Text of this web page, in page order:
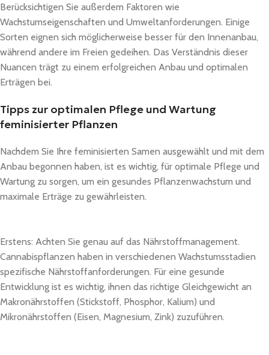
Berücksichtigen Sie außerdem Faktoren wie
Wachstumseigenschaften und Umweltanforderungen. Einige
Sorten eignen sich möglicherweise besser für den Innenanbau,
während andere im Freien gedeihen. Das Verständnis dieser
Nuancen trägt zu einem erfolgreichen Anbau und optimalen
Erträgen bei.
Tipps zur optimalen Pflege und Wartung
feminisierter Pflanzen
Nachdem Sie Ihre feminisierten Samen ausgewählt und mit dem
Anbau begonnen haben, ist es wichtig, für optimale Pflege und
Wartung zu sorgen, um ein gesundes Pflanzenwachstum und
maximale Erträge zu gewährleisten.
Erstens: Achten Sie genau auf das Nährstoffmanagement.
Cannabispflanzen haben in verschiedenen Wachstumsstadien
spezifische Nährstoffanforderungen. Für eine gesunde
Entwicklung ist es wichtig, ihnen das richtige Gleichgewicht an
Makronährstoffen (Stickstoff, Phosphor, Kalium) und
Mikronährstoffen (Eisen, Magnesium, Zink) zuzuführen.